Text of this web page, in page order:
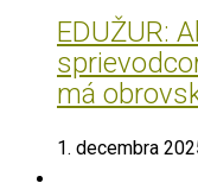
EDUŽUR:
má
1. decembra